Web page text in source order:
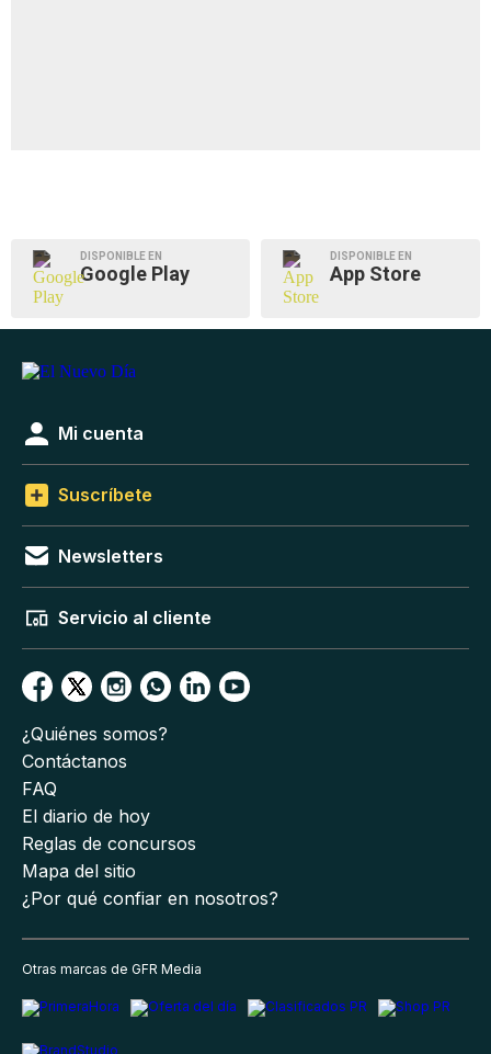
DISPONIBLE EN
Google Play
DISPONIBLE EN
App Store
Mi cuenta
Suscríbete
Newsletters
Servicio al cliente
¿Quiénes somos?
Contáctanos
FAQ
El diario de hoy
Reglas de concursos
Mapa del sitio
¿Por qué confiar en nosotros?
Otras marcas de GFR Media